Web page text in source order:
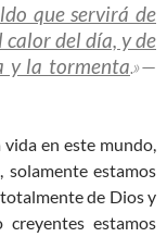
que servirá de
del día, y de
y la tormenta.»—
en este mundo,
estamos
de Dios y
estamos